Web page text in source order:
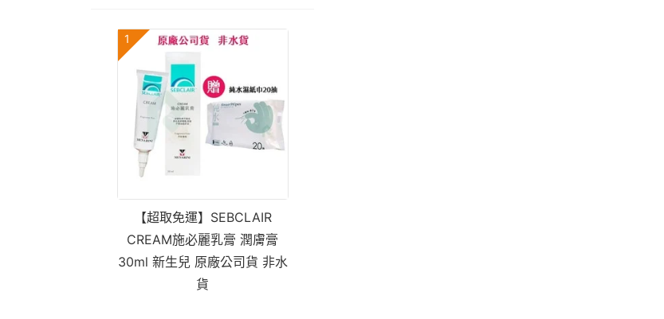
1
【超取免運】SEBCLAIR
CREAM施必麗乳膏 潤膚膏
30ml 新生兒 原廠公司貨 非水
貨